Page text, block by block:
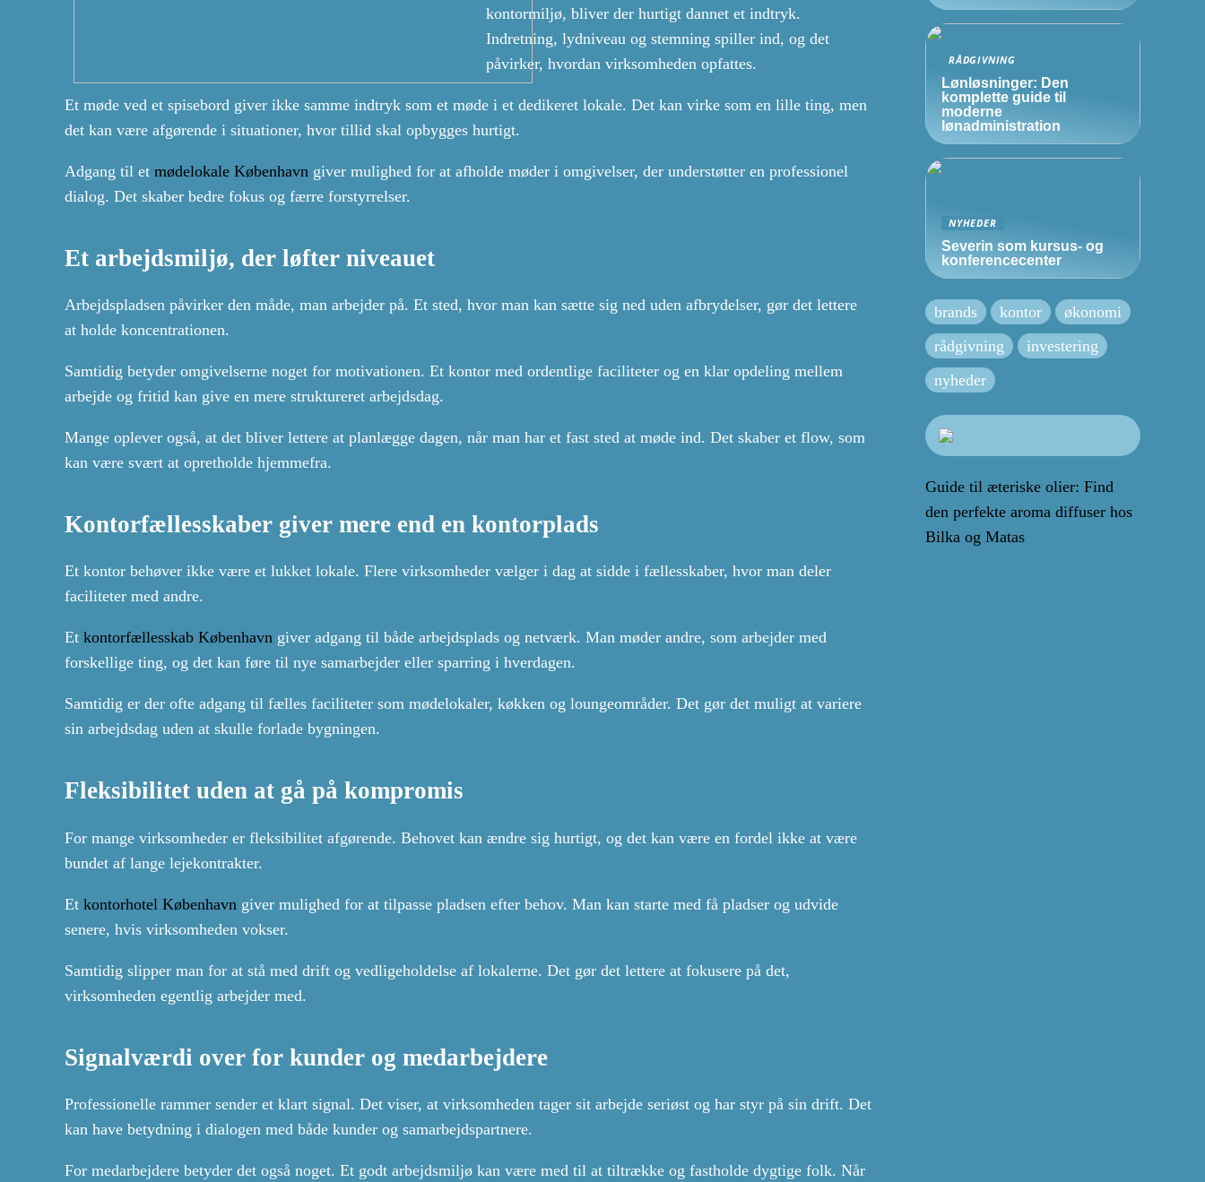
kontormiljø, bliver der hurtigt dannet et indtryk.
Indretning, lydniveau og stemning spiller ind, og det
påvirker, hvordan virksomheden opfattes.
Et møde ved et spisebord giver ikke samme indtryk som et møde i et dedikeret lokale. Det kan virke som en lille ting, men
det kan være afgørende i situationer, hvor tillid skal opbygges hurtigt.
Adgang til et mødelokale København giver mulighed for at afholde møder i omgivelser, der understøtter en professionel
dialog. Det skaber bedre fokus og færre forstyrrelser.
Et arbejdsmiljø, der løfter niveauet
Arbejdspladsen påvirker den måde, man arbejder på. Et sted, hvor man kan sætte sig ned uden afbrydelser, gør det lettere
at holde koncentrationen.
Samtidig betyder omgivelserne noget for motivationen. Et kontor med ordentlige faciliteter og en klar opdeling mellem
arbejde og fritid kan give en mere struktureret arbejdsdag.
Mange oplever også, at det bliver lettere at planlægge dagen, når man har et fast sted at møde ind. Det skaber et flow, som
kan være svært at opretholde hjemmefra.
Kontorfællesskaber giver mere end en kontorplads
Et kontor behøver ikke være et lukket lokale. Flere virksomheder vælger i dag at sidde i fællesskaber, hvor man deler
faciliteter med andre.
Et kontorfællesskab København giver adgang til både arbejdsplads og netværk. Man møder andre, som arbejder med
forskellige ting, og det kan føre til nye samarbejder eller sparring i hverdagen.
Samtidig er der ofte adgang til fælles faciliteter som mødelokaler, køkken og loungeområder. Det gør det muligt at variere
sin arbejdsdag uden at skulle forlade bygningen.
Fleksibilitet uden at gå på kompromis
For mange virksomheder er fleksibilitet afgørende. Behovet kan ændre sig hurtigt, og det kan være en fordel ikke at være
bundet af lange lejekontrakter.
Et kontorhotel København giver mulighed for at tilpasse pladsen efter behov. Man kan starte med få pladser og udvide
senere, hvis virksomheden vokser.
Samtidig slipper man for at stå med drift og vedligeholdelse af lokalerne. Det gør det lettere at fokusere på det,
virksomheden egentlig arbejder med.
Signalværdi over for kunder og medarbejdere
Professionelle rammer sender et klart signal. Det viser, at virksomheden tager sit arbejde seriøst og har styr på sin drift. Det
kan have betydning i dialogen med både kunder og samarbejdspartnere.
For medarbejdere betyder det også noget. Et godt arbejdsmiljø kan være med til at tiltrække og fastholde dygtige folk. Når
RÅDGIVNING
Lønløsninger: Den
komplette guide til
moderne
lønadministration
NYHEDER
Severin som kursus- og
konferencecenter
brands kontor
økonomi
rådgivning
investering
nyheder
Guide til æteriske olier: Find
den perfekte aroma diffuser hos
Bilka og Matas